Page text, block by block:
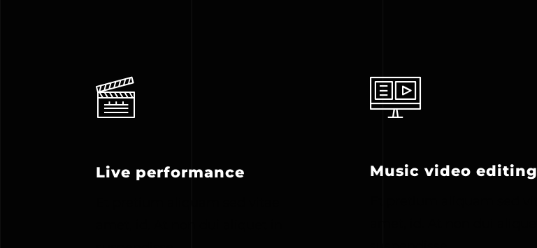
Live performance Music video editing